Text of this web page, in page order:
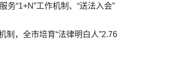
“1+N”工作机制、“送法入会”
制，全市培育“法律明白人”2.76